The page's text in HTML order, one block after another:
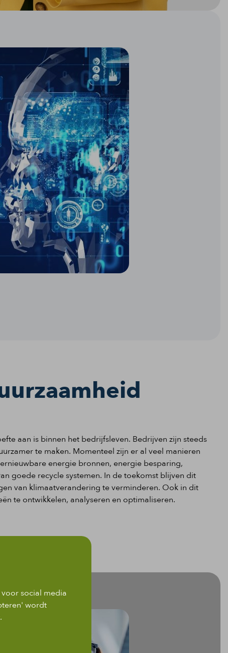
aan is binnen het bedrijfsleven. Bedrijven zijn steeds
te maken. Momenteel zijn er al veel manieren
energie bronnen, energie besparing,
goede recycle systemen. In de toekomst blijven dit
van klimaatverandering te verminderen. Ook in dit
te ontwikkelen, analyseren en optimaliseren.
social media
wordt